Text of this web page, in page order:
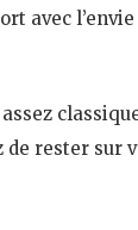
avec
rester sur